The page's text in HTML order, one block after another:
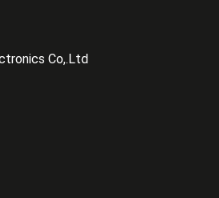
Co,.Ltd